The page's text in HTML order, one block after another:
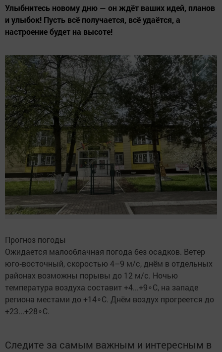
Улыбнитесь новому дню — он ждёт ваших идей, планов
и улыбок! Пусть всё получается, всё удаётся, а
настроение будет на высоте!
Прогноз погоды
Ожидается малооблачная погода без осадков. Ветер
юго‑восточный, скоростью 4–9 м/с, днём в отдельных
районах возможны порывы до 12 м/с. Ночью
температура воздуха составит +4...+9∘C, на западе
региона местами до +14∘C. Днём воздух прогреется до
+23...+28∘C.
Следите за самым важным и интересным в